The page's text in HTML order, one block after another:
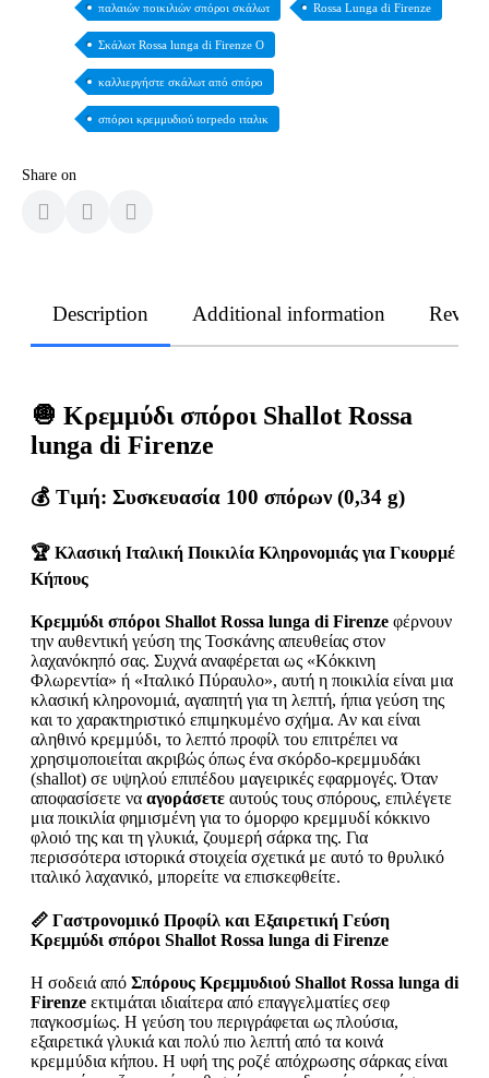
παλαιών ποικιλιών σπόροι σκάλωτ Rossa Lunga di Firenze
Σκάλωτ Rossa lunga di Firenze O
καλλιεργήστε σκάλωτ από σπόρο
σπόροι κρεμμυδιού torpedo ιταλικ
Share on
Description Additional information
🧅 Κρεμμύδι σπόροι Shallot Rossa
lunga di Firenze
💰 Τιμή: Συσκευασία 100 σπόρων (0,34 g)
🏆 Κλασική Ιταλική Ποικιλία Κληρονομιάς για Γκουρμέ
Κήπους
Κρεμμύδι σπόροι Shallot Rossa lunga di Firenze φέρνουν
την αυθεντική γεύση της Τοσκάνης απευθείας στον
λαχανόκηπό σας. Συχνά αναφέρεται ως «Κόκκινη
Φλωρεντία» ή «Ιταλικό Πύραυλο», αυτή η ποικιλία είναι μια
κλασική κληρονομιά, αγαπητή για τη λεπτή, ήπια γεύση της
και το χαρακτηριστικό επιμηκυμένο σχήμα. Αν και είναι
αληθινό κρεμμύδι, το λεπτό προφίλ του επιτρέπει να
χρησιμοποιείται ακριβώς όπως ένα σκόρδο-κρεμμυδάκι
(shallot) σε υψηλού επιπέδου μαγειρικές εφαρμογές. Όταν
αποφασίσετε να αγοράσετε αυτούς τους σπόρους, επιλέγετε
μια ποικιλία φημισμένη για το όμορφο κρεμμυδί κόκκινο
φλοιό της και τη γλυκιά, ζουμερή σάρκα της. Για
περισσότερα ιστορικά στοιχεία σχετικά με αυτό το θρυλικό
ιταλικό λαχανικό, μπορείτε να επισκεφθείτε.
📏 Γαστρονομικό Προφίλ και Εξαιρετική Γεύση
Κρεμμύδι σπόροι Shallot Rossa lunga di Firenze
Η σοδειά από Σπόρους Κρεμμυδιού Shallot Rossa lunga di
Firenze εκτιμάται ιδιαίτερα από επαγγελματίες σεφ
παγκοσμίως. Η γεύση του περιγράφεται ως πλούσια,
εξαιρετικά γλυκιά και πολύ πιο λεπτή από τα κοινά
κρεμμύδια κήπου. Η υφή της ροζέ απόχρωσης σάρκας είναι